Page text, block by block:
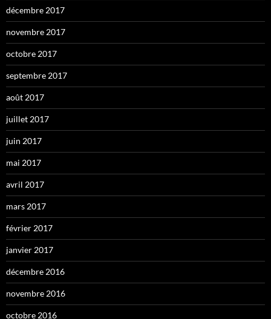
décembre 2017
novembre 2017
octobre 2017
septembre 2017
août 2017
juillet 2017
juin 2017
mai 2017
avril 2017
mars 2017
février 2017
janvier 2017
décembre 2016
novembre 2016
octobre 2016